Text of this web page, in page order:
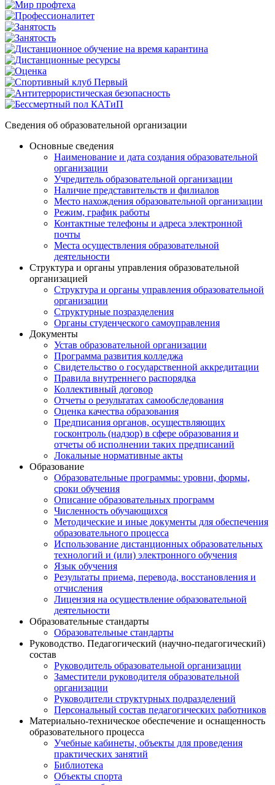
Сведения об образовательной организации
Основные сведения
Наименование и дата создания образовательной
организации
Учредитель образовательной организации
Наличие представительств и филиалов
Место нахождения образовательной организации
Режим, график работы
Контактные телефоны и адреса электронной
почты
Места осуществления образовательной
деятельности
Структура и органы управления образовательной
организацией
Структура и органы управления образовательной
организации
Структурные позразделения
Органы студенческого самоуправления
Документы
Устав образовательной организации
Программа развития колледжа
Свидетельство о государственной аккредитации
Правила внутреннего распорядка
Коллективный договор
Отчеты о результатах самообследования
Оценка качества образования
Предписания органов, осуществляющих
госконтроль (надзор) в сфере образования и
отчеты об исполнении таких предписаний
Локальные нормативные акты
Образование
Образовательные программы: уровни, формы,
сроки обучения
Описание образовательных программ
Численность обучающихся
Методические и иные документы для обеспечения
образовательного процесса
Использование дистанционных образовательных
технологий и (или) электронного обучения
Язык обучения
Результаты приема, перевода, восстановления и
отчисления
Лицензия на осуществление образовательной
деятельности
Образовательные стандарты
Образовательные стандарты
Руководство. Педагогический (научно-педагогический)
состав
Руководитель образовательной организации
Заместители руководителя образовательной
организации
Руководители структурных подразделений
Персональный состав педагогических работников
Материально-техническое обеспечение и оснащенность
образовательного процесса
Учебные кабинеты, объекты для проведения
практических занятий
Библиотека
Объекты спорта